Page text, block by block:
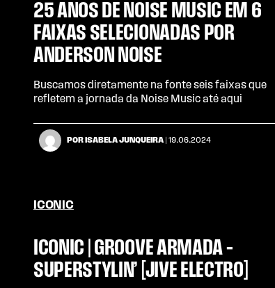
25 ANOS DE NOISE MUSIC EM 6
FAIXAS SELECIONADAS POR
ANDERSON NOISE
Buscamos diretamente na fonte seis faixas que
refletem a jornada da Noise Music até aqui
POR ISABELA JUNQUEIRA | 19.06.2024
ICONIC
ICONIC | GROOVE ARMADA –
SUPERSTYLIN’ [JIVE ELECTRO]